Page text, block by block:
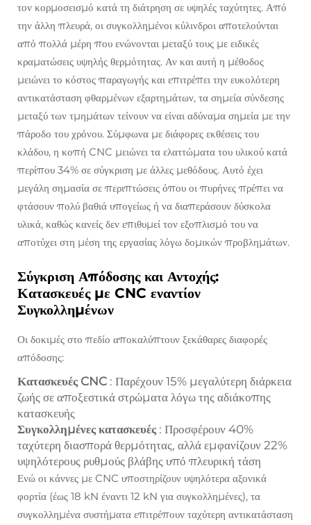
τον κορμοσεισμό κατά τη διάτρηση σε υψηλές ταχύτητες. Από
την άλλη πλευρά, οι συγκολλημένοι κύλινδροι αποτελούνται
από πολλά μέρη που ενώνονται μεταξύ τους με ειδικές
κραματώσεις υψηλής θερμότητας. Αν και αυτή η μέθοδος
μειώνει το κόστος παραγωγής και επιτρέπει την ευκολότερη
αντικατάσταση φθαρμένων εξαρτημάτων, τα σημεία σύνδεσης
μεταξύ των τμημάτων τείνουν να είναι αδύναμα σημεία με την
πάροδο του χρόνου. Σύμφωνα με διάφορες εκθέσεις του
κλάδου, η κοπή CNC μειώνει τα ελαττώματα του υλικού κατά
περίπου 34% σε σύγκριση με άλλες μεθόδους. Αυτό έχει
μεγάλη σημασία σε περιπτώσεις όπου οι πυρήνες πρέπει να
φτάσουν πολύ βαθιά υπογείως ή να διαπεράσουν δύσκολα
υλικά, καθώς κανείς δεν επιθυμεί τον εξοπλισμό του να
αποτύχει στη μέση της εργασίας λόγω δομικών προβλημάτων.
Σύγκριση Απόδοσης και Αντοχής:
Κατασκευές με CNC εναντίον
Συγκολλημένων
Οι δοκιμές στο πεδίο αποκαλύπτουν ξεκάθαρες διαφορές
απόδοσης:
Κατασκευές CNC : Παρέχουν 15% μεγαλύτερη διάρκεια
ζωής σε αποξεστικά στρώματα λόγω της αδιάκοπης
κατασκευής
Συγκολλημένες κατασκευές : Προσφέρουν 40%
ταχύτερη διασπορά θερμότητας, αλλά εμφανίζουν 22%
υψηλότερους ρυθμούς βλάβης υπό πλευρική τάση
Ενώ οι κάννες με CNC υποστηρίζουν υψηλότερα αξονικά
φορτία (έως 18 kN έναντι 12 kN για συγκολλημένες), τα
συγκολλημένα συστήματα επιτρέπουν ταχύτερη αντικατάσταση